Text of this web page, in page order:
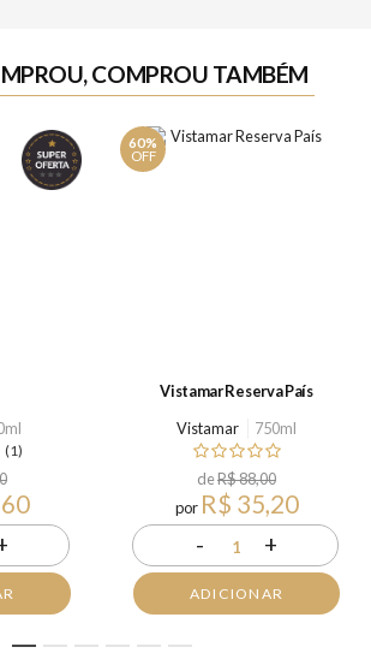
COMPROU TAMBÉM
(1)
60%
OFF
Vistamar Reserva País
Vistamar
750ml
deR$ 88,00
por R$ 35,20
- 1 +
ADICIONAR